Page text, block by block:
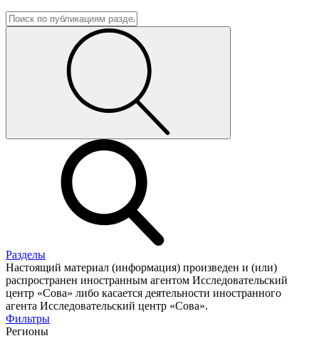
Разделы
Настоящий материал (информация) произведен и (или)
распространен иностранным агентом Исследовательский
центр «Сова» либо касается деятельности иностранного
агента Исследовательский центр «Сова».
Фильтры
Регионы